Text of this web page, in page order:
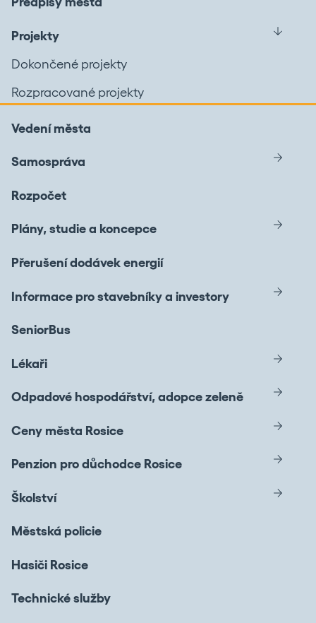
Projekty
Dokončené projekty
Rozpracované projekty
Vedení města
Samospráva
Rozpočet
Plány, studie a koncepce
Přerušení dodávek energií
Informace pro stavebníky a investory
SeniorBus
Lékaři
Odpadové hospodářství, adopce zeleně
Ceny města Rosice
Penzion pro důchodce Rosice
Školství
Městská policie
Hasiči Rosice
Technické služby